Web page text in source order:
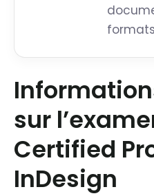
sur
Certified
InDesign